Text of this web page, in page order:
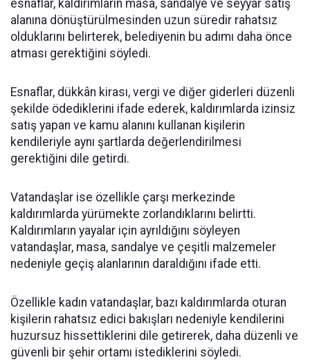
esnaflar, kaldırımların masa, sandalye ve seyyar satış
alanına dönüştürülmesinden uzun süredir rahatsız
olduklarını belirterek, belediyenin bu adımı daha önce
atması gerektiğini söyledi.
Esnaflar, dükkân kirası, vergi ve diğer giderleri düzenli
şekilde ödediklerini ifade ederek, kaldırımlarda izinsiz
satış yapan ve kamu alanını kullanan kişilerin
kendileriyle aynı şartlarda değerlendirilmesi
gerektiğini dile getirdi.
Vatandaşlar ise özellikle çarşı merkezinde
kaldırımlarda yürümekte zorlandıklarını belirtti.
Kaldırımların yayalar için ayrıldığını söyleyen
vatandaşlar, masa, sandalye ve çeşitli malzemeler
nedeniyle geçiş alanlarının daraldığını ifade etti.
Özellikle kadın vatandaşlar, bazı kaldırımlarda oturan
kişilerin rahatsız edici bakışları nedeniyle kendilerini
huzursuz hissettiklerini dile getirerek, daha düzenli ve
güvenli bir şehir ortamı istediklerini söyledi.